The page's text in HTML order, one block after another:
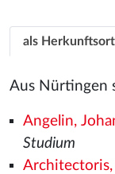
als Herkunftsort
Aus Nürtingen
Angelin,
Studium
Architectoris,